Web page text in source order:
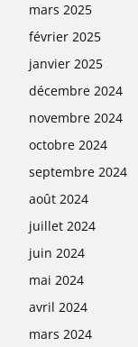
mars 2025
février 2025
janvier 2025
décembre 2024
novembre 2024
octobre 2024
septembre 2024
août 2024
juillet 2024
juin 2024
mai 2024
avril 2024
mars 2024